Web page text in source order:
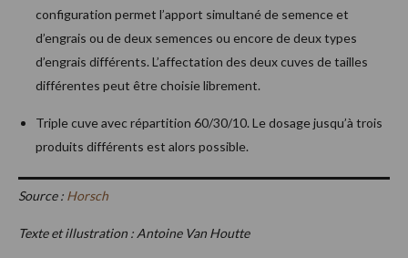
configuration permet l’apport simultané de semence et
d’engrais ou de deux semences ou encore de deux types
d’engrais différents. L’affectation des deux cuves de tailles
différentes peut être choisie librement.
Triple cuve avec répartition 60/30/10. Le dosage jusqu’à trois
produits différents est alors possible.
Source : Horsch
Texte et illustration : Antoine Van Houtte